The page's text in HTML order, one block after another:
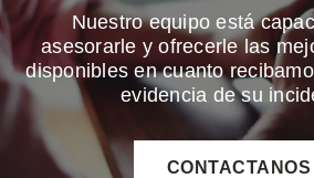
Nuestro equipo está
asesorarle y ofrecerle las
disponibles en cuanto
evidencia de su
CONTACTANOS